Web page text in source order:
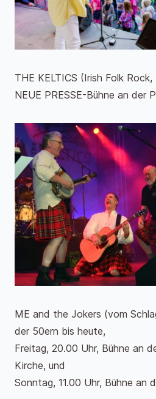
THE KELTICS (Irish Folk
NEUE PRESSE-Bühne an der
ME and the Jokers (vom
der 50ern bis heute,
Freitag, 20.00 Uhr, Bühne an
Kirche, und
Sonntag, 11.00 Uhr, Bühne an